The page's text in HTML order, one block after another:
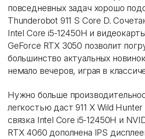
повседневных задач хорошо
Thunderobot 911 S Core D.
Intel Core i5-12450H и
GeForce RTX 3050 позволит
большинство актуальных
немало вечеров, играя в
Нужно больше
легкостью даст 911 X Wild
связка Intel Core i5-12450H и
RTX 4060 дополнена IPS